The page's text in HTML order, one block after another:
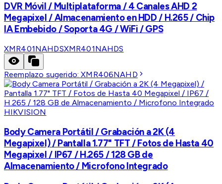
DVR Móvil / Multiplataforma / 4 Canales AHD 2
Megapixel / Almacenamiento en HDD / H.265 / Chip
IA Embebido / Soporta 4G / WiFi / GPS
XMR401NAHDSXMR401NAHDS
Reemplazo sugerido:XMR406NAHD
HIKVISION
Body Camera Portátil / Grabación a 2K (4
Megapixel) / Pantalla 1.77" TFT / Fotos de Hasta 40
Megapixel / IP67 / H.265 / 128 GB de
Almacenamiento / Microfono Integrado